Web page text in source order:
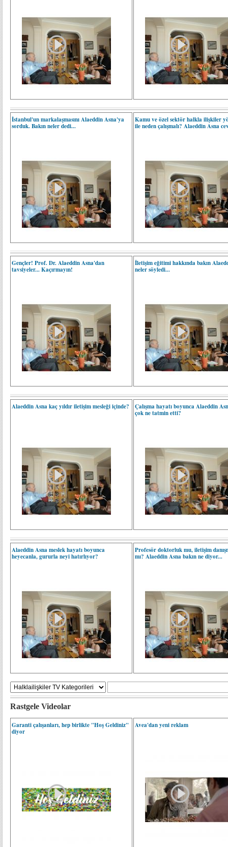
İstanbul'un markalaşmasını Alaeddin Asna'ya
sorduk. Bakın neler dedi...
Kamu ve özel sektör halkla ilişkiler
ile neden çalışmalı? Alaeddin Asna
Gençler! Prof. Dr. Alaeddin Asna'dan
tavsiyeler... Kaçırmayın!
İletişim eğitimi hakkında bakın
neler söyledi...
Alaeddin Asna kaç yıldır iletişim mesleği içinde?
Çalışma hayatı boyunca Alaeddin
çok ne tatmin etti?
Alaeddin Asna meslek hayatı boyunca
heyecanla, gururla neyi hatırlıyor?
Profesör doktorluk mu, iletişim
mı? Alaeddin Asna bakın ne diyor...
Rastgele Videolar
Garanti çalışanları, hep birlikte "Hoş Geldiniz"
diyor
Avea'dan yeni reklam